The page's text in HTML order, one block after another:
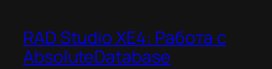
RAD Studio XE4: Работа с
AbsoluteDatabase